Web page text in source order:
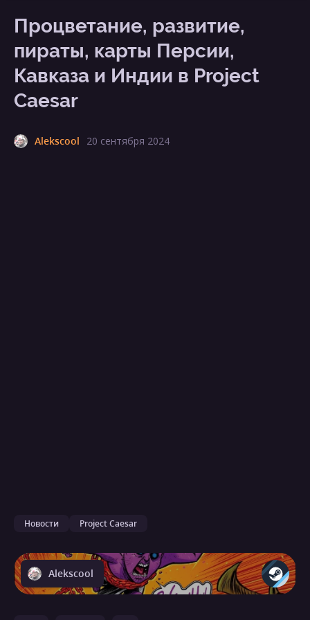
Процветание, развитие,
пираты, карты Персии,
Кавказа и Индии в Project
Caesar
Alekscool 20 сентября 2024
Новости Project Caesar
Alekscool